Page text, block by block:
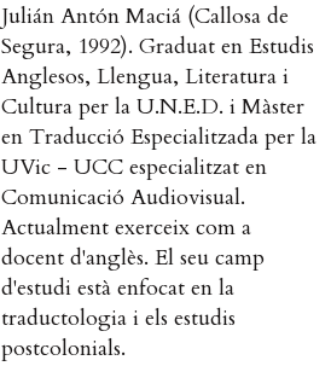
Julián Antón Maciá (Callosa de
Segura, 1992). Graduat en Estudis
Anglesos, Llengua, Literatura i
Cultura per la U.N.E.D. i Màster
en Traducció Especialitzada per la
UVic - UCC especialitzat en
Comunicació Audiovisual.
Actualment exerceix com a
docent d'anglès. El seu camp
d'estudi està enfocat en la
traductologia i els estudis
postcolonials.